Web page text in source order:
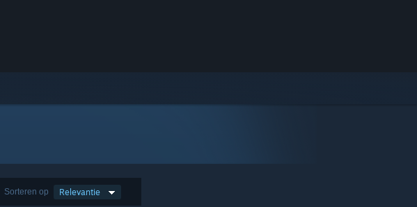
Sorteren op Relevantie